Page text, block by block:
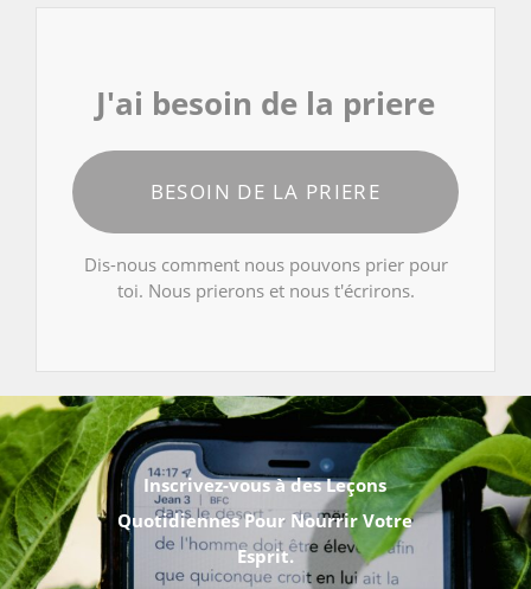
J'ai besoin de la priere
BESOIN DE LA PRIERE
Dis-nous comment nous pouvons prier pour
toi. Nous prierons et nous t'écrirons.
Inscrivez-vous à des Leçons
Quotidiennes Pour Nourrir Votre
Esprit.